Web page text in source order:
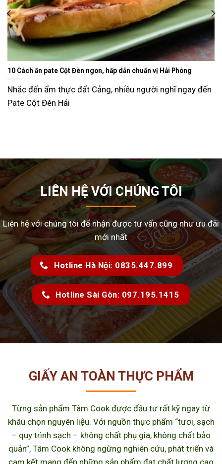
Ăn gì ngày Tết sao cho đỡ ngán và lạ miệng? Gợi ý 15 món ngon
dễ làm tại nhà
Tết Nguyên Đán là dịp sum vầy, nhưng cũng là thời điểm
LIÊN HỆ VỚI CHÚNG TÔI
Liên hệ với chúng tôi để nhận được tư vấn cũng như ưu đãi
mới nhất
Hotline Hà Nội: 0835.447.899
Hotline Sài Gòn: 097.195.1415
GIẤY AN TOÀN THỰC PHẨM
Từng sản phẩm Tâm Cook được đầu tư rất kỹ ngay từ
khâu chọn nguyên liệu. Với nguồn thực phẩm “tươi, sạch
– quy trình sạch – không chất phụ gia, không chất bảo
quản”, Tâm Cook không ngừng nghiên cứu, phát triển và